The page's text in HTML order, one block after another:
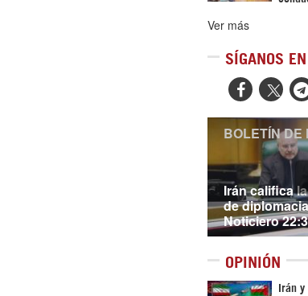
Ver más
SÍGANOS EN

Irán califica
de
Noticiero
BOLETÍN DE
OPINIÓN
Irán y